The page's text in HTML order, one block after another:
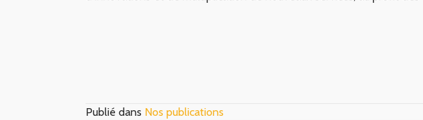
Publié dans Nos publications